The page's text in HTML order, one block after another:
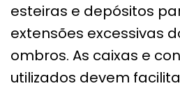
esteiras e depósitos
extensões excessivas
ombros. As caixas e
utilizados devem